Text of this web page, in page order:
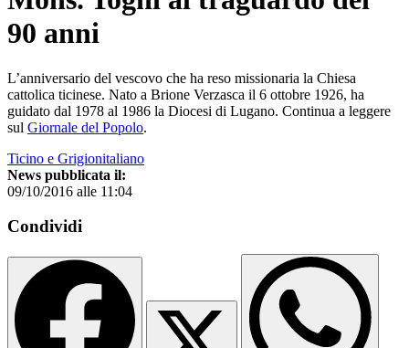
90 anni
L’anniversario del vescovo che ha reso missionaria la Chiesa
cattolica ticinese. Nato a Brione Verzasca il 6 ottobre 1926, ha
guidato dal 1978 al 1986 la Diocesi di Lugano. Continua a leggere
sul Giornale del Popolo.
Ticino e Grigionitaliano
News pubblicata il:
09/10/2016 alle 11:04
Condividi